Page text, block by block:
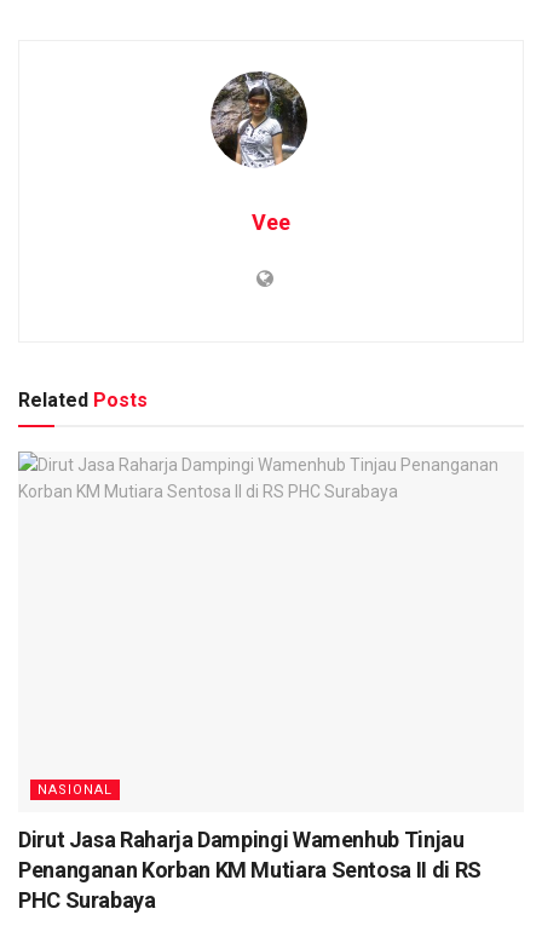
Vee
Related Posts
NASIONAL
Dirut Jasa Raharja Dampingi Wamenhub Tinjau
Penanganan Korban KM Mutiara Sentosa II di RS
PHC Surabaya